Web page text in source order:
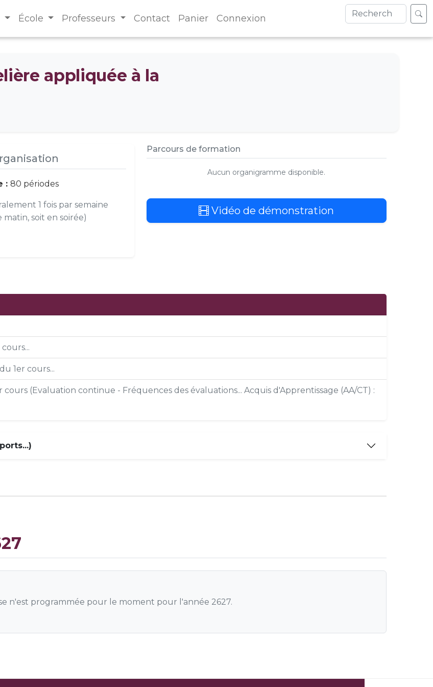
École Professeurs Contact Panier Connexion
appliquée à la
: 80 périodes
1 fois par semaine
matin, soit en soirée)
Parcours de formation
Aucun organigramme disponible.
Vidéo de démonstration
1er cours...
cours (Evaluation continue - Fréquences des évaluations... Acquis d'Apprentissage (AA/CT) :
n'est programmée pour le moment pour l'année 2627.